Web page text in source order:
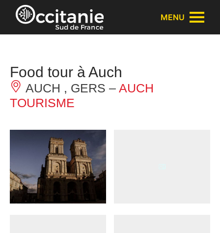
Panneau de gestion des cookies
MENU
Food tour à Auch
AUCH , GERS – AUCH
TOURISME